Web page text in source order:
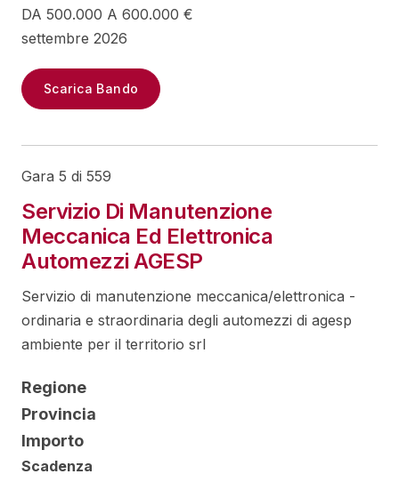
DA 500.000 A 600.000 €
settembre 2026
Scarica Bando
Gara 5 di 559
Servizio Di Manutenzione
Meccanica Ed Elettronica
Automezzi AGESP
Servizio di manutenzione meccanica/elettronica -
ordinaria e straordinaria degli automezzi di agesp
ambiente per il territorio srl
Regione
Provincia
Importo
Scadenza